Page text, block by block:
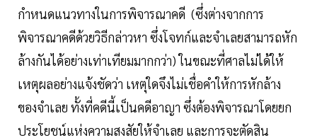
กำหนดแนวทางในการพิจารณาคดี (ซึ่งต่างจากการ
พิจารณาคดีด้วยวิธีกล่าวหา ซึ่งโจทก์และจำเลยสามารถหัก
ล้างกันได้อย่างเท่าเทียมมากกว่า) ในขณะที่ศาลไม่ได้ให้
เหตุผลอย่างแจ้งชัดว่า เหตุใดจึงไม่เชื่อคำให้การหักล้าง
ของจำเลย ทั้งที่คดีนี้เป็นคดีอาญา ซึ่งต้องพิจารณาโดยยก
ประโยชน์แห่งความสงสัยให้จำเลย และการจะตัดสิน